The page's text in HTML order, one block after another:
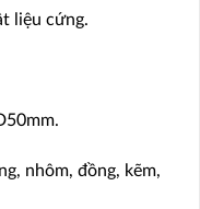
liệu cứng.
nhôm, đồng, kẽm,